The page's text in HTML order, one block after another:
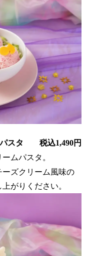
パスタ 税込1,490円
ムパスタ。
ズクリーム風味の
がりください。